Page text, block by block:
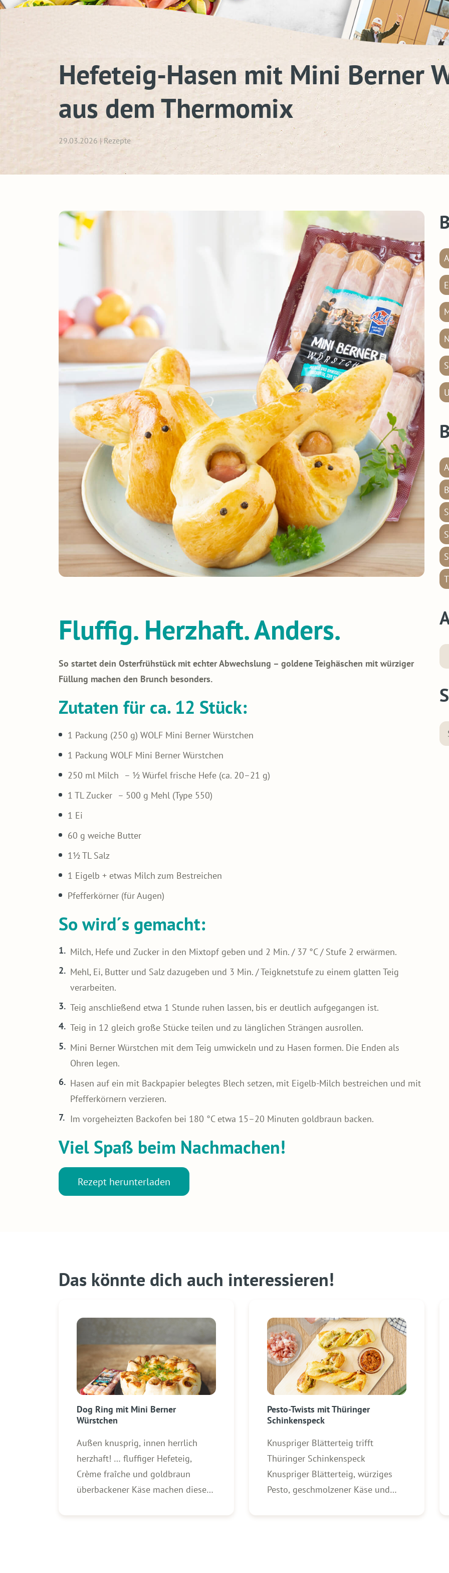
Hefeteig-Hasen mit Mini Berner
aus dem Thermomix
29.03.2026 | Rezepte
Fluffig. Herzhaft. Anders.
So startet dein Osterfrühstück mit echter Abwechslung – goldene Teighäschen mit würziger
Füllung machen den Brunch besonders.
Zutaten für ca. 12 Stück:
1 Packung (250 g) WOLF Mini Berner Würstchen
1 Packung WOLF Mini Berner Würstchen
250 ml Milch – ½ Würfel frische Hefe (ca. 20–21 g)
1 TL Zucker – 500 g Mehl (Type 550)
1 Ei
60 g weiche Butter
1½ TL Salz
1 Eigelb + etwas Milch zum Bestreichen
Pfefferkörner (für Augen)
So wird´s gemacht:
Milch, Hefe und Zucker in den Mixtopf geben und 2 Min. / 37 °C / Stufe 2 erwärmen.
Mehl, Ei, Butter und Salz dazugeben und 3 Min. / Teigknetstufe zu einem glatten Teig
verarbeiten.
Teig anschließend etwa 1 Stunde ruhen lassen, bis er deutlich aufgegangen ist.
Teig in 12 gleich große Stücke teilen und zu länglichen Strängen ausrollen.
Mini Berner Würstchen mit dem Teig umwickeln und zu Hasen formen. Die Enden als
Ohren legen.
Hasen auf ein mit Backpapier belegtes Blech setzen, mit Eigelb-Milch bestreichen und mit
Pfefferkörnern verzieren.
Im vorgeheizten Backofen bei 180 °C etwa 15–20 Minuten goldbraun backen.
Viel Spaß beim Nachmachen!
Rezept herunterladen
Das könnte dich auch interessieren!
Dog Ring mit Mini Berner
Würstchen
Außen knusprig, innen herrlich
herzhaft! … fluffiger Hefeteig,
Crème fraîche und goldbraun
überbackener Käse machen diesen
Pesto-Twists mit Thüringer
Schinkenspeck
Knuspriger Blätterteig trifft
Thüringer Schinkenspeck
Knuspriger Blätterteig, würziges
Pesto, geschmolzener Käse und